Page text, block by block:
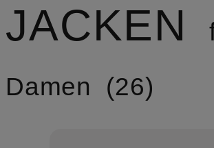
JACKEN
Damen
26